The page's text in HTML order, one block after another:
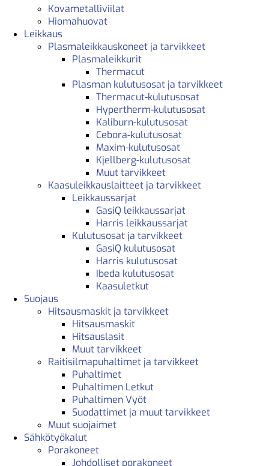
Kovametalliviilat
Hiomahuovat
Leikkaus
Plasmaleikkauskoneet ja tarvikkeet
Plasmaleikkurit
Thermacut
Plasman kulutusosat ja tarvikkeet
Thermacut-kulutusosat
Hypertherm-kulutusosat
Kaliburn-kulutusosat
Cebora-kulutusosat
Maxim-kulutusosat
Kjellberg-kulutusosat
Muut tarvikkeet
Kaasuleikkauslaitteet ja tarvikkeet
Leikkaussarjat
GasiQ leikkaussarjat
Harris leikkaussarjat
Kulutusosat ja tarvikkeet
GasiQ kulutusosat
Harris kulutusosat
Ibeda kulutusosat
Kaasuletkut
Suojaus
Hitsausmaskit ja tarvikkeet
Hitsausmaskit
Hitsauslasit
Muut tarvikkeet
Raitisilmapuhaltimet ja tarvikkeet
Puhaltimet
Puhaltimen Letkut
Puhaltimen Vyöt
Suodattimet ja muut tarvikkeet
Muut suojaimet
Sähkötyökalut
Porakoneet
Johdolliset porakoneet